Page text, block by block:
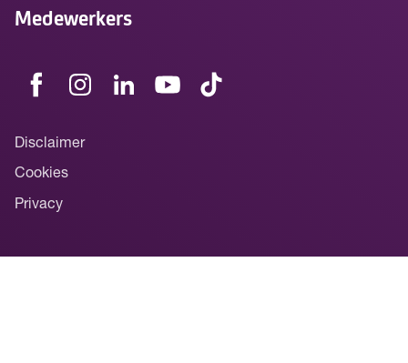
Medewerkers
Disclaimer
Cookies
Privacy